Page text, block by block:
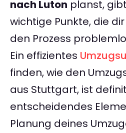
nach Luton planst,
wichtige Punkte, die
den Prozess
Ein effizientes
finden, wie den
aus Stuttgart, ist
entscheidendes
Planung deines